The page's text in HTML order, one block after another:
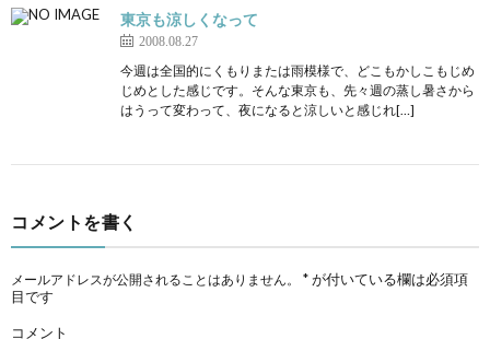
東京も涼しくなって
2008.08.27
今週は全国的にくもりまたは雨模様で、どこもかしこもじめ
じめとした感じです。そんな東京も、先々週の蒸し暑さから
はうって変わって、夜になると涼しいと感じれ[…]
コメントを書く
メールアドレスが公開されることはありません。 *が付いている欄は必須項
目です
コメント